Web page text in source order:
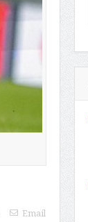
Email